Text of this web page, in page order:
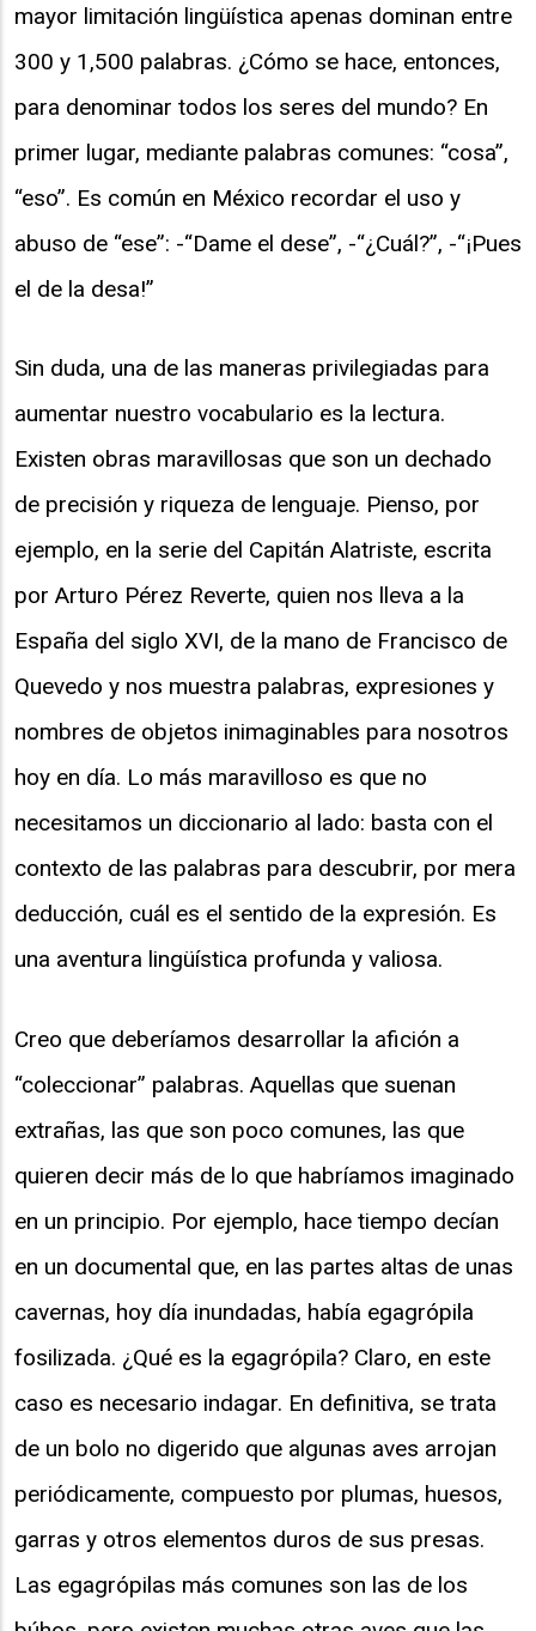
mayor limitación lingüística apenas dominan entre
300 y 1,500 palabras. ¿Cómo se hace, entonces,
para denominar todos los seres del mundo? En
primer lugar, mediante palabras comunes: “cosa”,
“eso”. Es común en México recordar el uso y
abuso de “ese”: -“Dame el dese”, -“¿Cuál?”, -“¡Pues
el de la desa!”
Sin duda, una de las maneras privilegiadas para
aumentar nuestro vocabulario es la lectura.
Existen obras maravillosas que son un dechado
de precisión y riqueza de lenguaje. Pienso, por
ejemplo, en la serie del Capitán Alatriste, escrita
por Arturo Pérez Reverte, quien nos lleva a la
España del siglo XVI, de la mano de Francisco de
Quevedo y nos muestra palabras, expresiones y
nombres de objetos inimaginables para nosotros
hoy en día. Lo más maravilloso es que no
necesitamos un diccionario al lado: basta con el
contexto de las palabras para descubrir, por mera
deducción, cuál es el sentido de la expresión. Es
una aventura lingüística profunda y valiosa.
Creo que deberíamos desarrollar la afición a
“coleccionar” palabras. Aquellas que suenan
extrañas, las que son poco comunes, las que
quieren decir más de lo que habríamos imaginado
en un principio. Por ejemplo, hace tiempo decían
en un documental que, en las partes altas de unas
cavernas, hoy día inundadas, había egagrópila
fosilizada. ¿Qué es la egagrópila? Claro, en este
caso es necesario indagar. En definitiva, se trata
de un bolo no digerido que algunas aves arrojan
periódicamente, compuesto por plumas, huesos,
garras y otros elementos duros de sus presas.
Las egagrópilas más comunes son las de los